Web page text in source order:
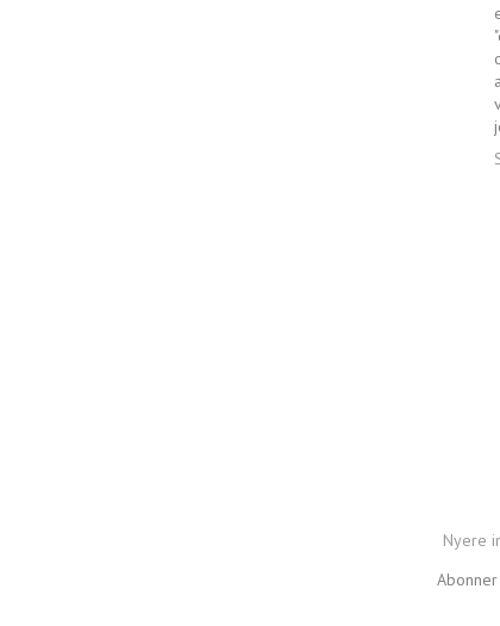
Nyere